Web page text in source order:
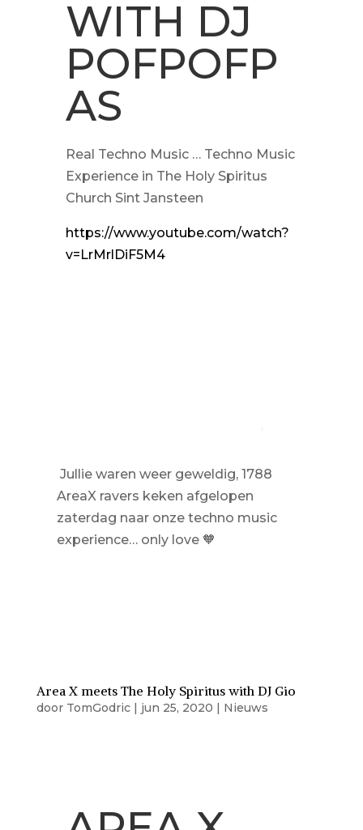
WITH DJ
POFPOFP
AS
Real Techno Music … Techno Music
Experience in The Holy Spiritus
Church Sint Jansteen
https://www.youtube.com/watch?
v=LrMrlDiF5M4
Jullie waren weer geweldig, 1788
AreaX ravers keken afgelopen
zaterdag naar onze techno music
experience… only love 🧡
Area X meets The Holy Spiritus with DJ Gio
door TomGodric| jun 25, 2020 | Nieuws